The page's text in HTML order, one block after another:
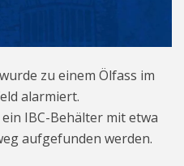
zu einem Ölfass im
alarmiert.
IBC-Behälter mit etwa
aufgefunden werden.